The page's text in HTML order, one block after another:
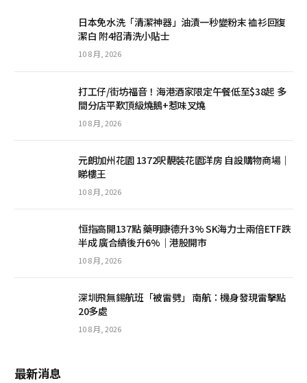
日本免水洗「清潔神器」油漬一秒變粉末 裇衫回復
潔白 附4招清洗小貼士
10 8 月, 2026
打工仔/街坊福音！海港酒家限定午餐低至$38起 多
間分店平歎頂級燒鵝+惹味叉燒
10 8 月, 2026
元朗加州花園 1372呎靚裝花園洋房 自設購物商場｜
睇樓王
10 8 月, 2026
恒指高開137點 藥明康德升3% SK海力士兩倍ETF跌
半成 廣合績後升6%｜港股開市
10 8 月, 2026
深圳飛無錫航班「被雷劈」 南航：機身發現雷擊點
20多處
10 8 月, 2026
最新消息